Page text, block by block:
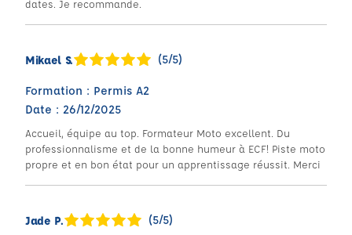
dates. Je recommande.
Mikael S. (5/5)
Formation : Permis A2
Date : 26/12/2025
Accueil, équipe au top. Formateur Moto excellent. Du
professionnalisme et de la bonne humeur à ECF! Piste moto
propre et en bon état pour un apprentissage réussit. Merci
Jade P. (5/5)